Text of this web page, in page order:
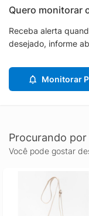
Quero monitorar
Receba alerta
desejado, informe
Monitorar
Procurando por
Você pode gostar